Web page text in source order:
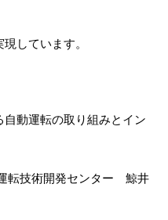
います。
動運転の取り組みとイン
転技術開発センター 鯨井